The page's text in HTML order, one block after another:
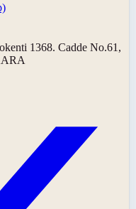
1368. Cadde No.61,